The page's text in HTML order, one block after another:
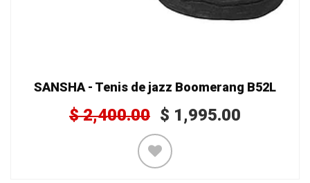
SANSHA - Tenis de jazz Boomerang B52L
$2,400.00 $ 1,995.00